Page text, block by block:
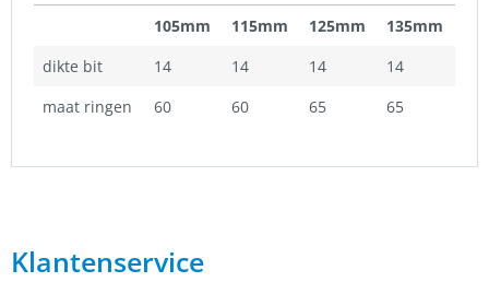
105mm 115mm 125mm
135mm
dikte bit
14 14 14
14
maat ringen
60 60 65 65
Klantenservice